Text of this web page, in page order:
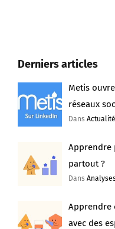
Derniers articles
Metis
réseaux
Dans
Apprendre
partout ?
Dans
Apprendre
avec des